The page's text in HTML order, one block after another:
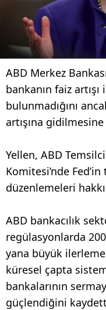
ABD Merkez
bankanın faiz
bulunmadığını
artışına
Yellen, ABD
Komitesi’nde
düzenlemeleri
ABD bankacılık
regülasyonlarda
yana büyük
küresel çapta
bankalarının
güçlendiğini